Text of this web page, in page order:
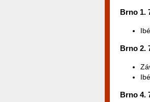
Brno 1.
Brno 2.
Brno 4.